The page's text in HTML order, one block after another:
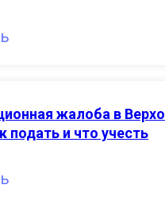
жалоба в
подать и что учесть